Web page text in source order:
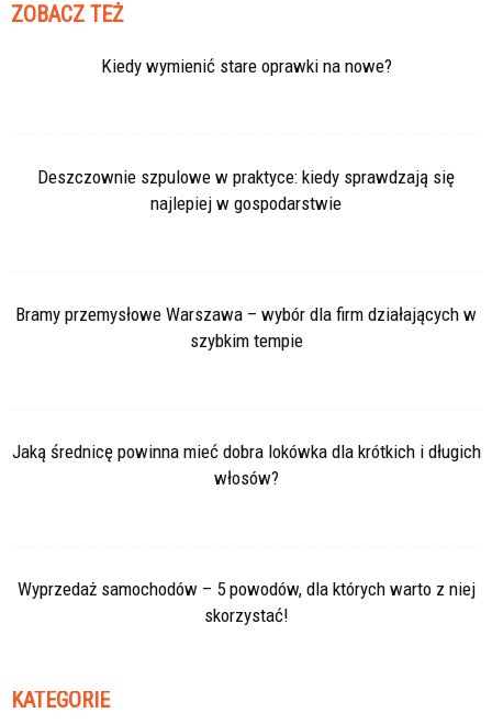
ZOBACZ TEŻ
Kiedy wymienić stare oprawki na nowe?
Deszczownie szpulowe w praktyce: kiedy sprawdzają się
najlepiej w gospodarstwie
Bramy przemysłowe Warszawa – wybór dla firm działających w
szybkim tempie
Jaką średnicę powinna mieć dobra lokówka dla krótkich i długich
włosów?
Wyprzedaż samochodów – 5 powodów, dla których warto z niej
skorzystać!
KATEGORIE